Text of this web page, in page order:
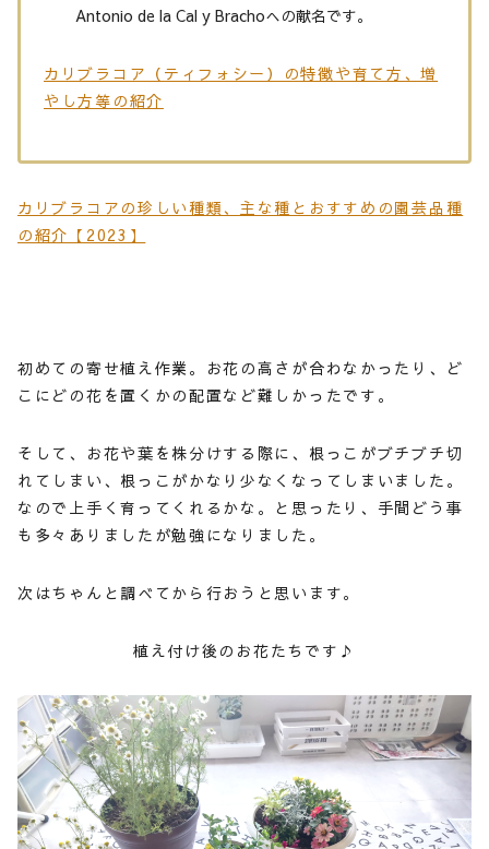
Antonio de la Cal y Brachoへの献名です。
カリブラコア（ティフォシー）の特徴や育て方、増
やし方等の紹介
カリブラコアの珍しい種類、主な種とおすすめの園芸品種
の紹介【2023】
初めての寄せ植え作業。お花の高さが合わなかったり、ど
こにどの花を置くかの配置など難しかったです。
そして、お花や葉を株分けする際に、根っこがブチブチ切
れてしまい、根っこがかなり少なくなってしまいました。
なので上手く育ってくれるかな。と思ったり、手間どう事
も多々ありましたが勉強になりました。
次はちゃんと調べてから行おうと思います。
植え付け後のお花たちです♪